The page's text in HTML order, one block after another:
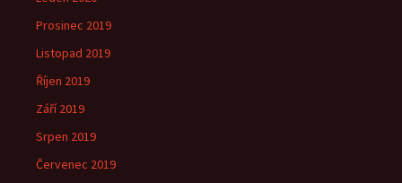
Prosinec 2019
Listopad 2019
Říjen 2019
Září 2019
Srpen 2019
Červenec 2019